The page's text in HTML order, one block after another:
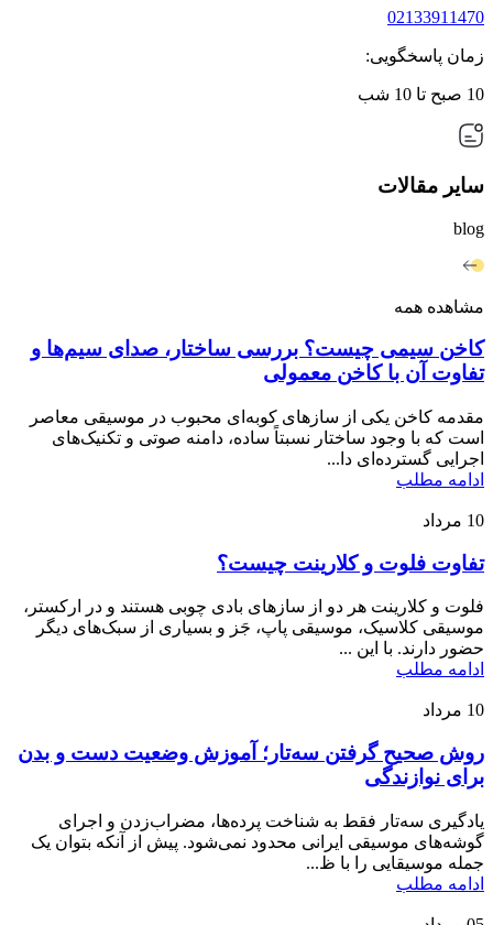
02133911470
زمان پاسخگویی:
10 صبح تا 10 شب
سایر مقالات
blog
مشاهده همه
کاخن سیمی چیست؟ بررسی ساختار، صدای سیم‌ها و
تفاوت آن با کاخن معمولی
مقدمه کاخن یکی از سازهای کوبه‌ای محبوب در موسیقی معاصر
است که با وجود ساختار نسبتاً ساده، دامنه صوتی و تکنیک‌های
اجرایی گسترده‌ای دا...
ادامه مطلب
10 مرداد
تفاوت فلوت و کلارینت چیست؟
فلوت و کلارینت هر دو از سازهای بادی چوبی هستند و در ارکستر،
موسیقی کلاسیک، موسیقی پاپ، جَز و بسیاری از سبک‌های دیگر
حضور دارند. با این ...
ادامه مطلب
10 مرداد
روش صحیح گرفتن سه‌تار؛ آموزش وضعیت دست و بدن
برای نوازندگی
یادگیری سه‌تار فقط به شناخت پرده‌ها، مضراب‌زدن و اجرای
گوشه‌های موسیقی ایرانی محدود نمی‌شود. پیش از آنکه بتوان یک
جمله موسیقایی را با ظ...
ادامه مطلب